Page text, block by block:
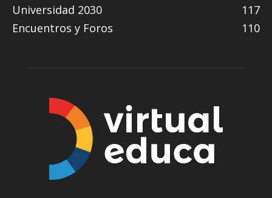
Universidad 2030
117
Encuentros y Foros
110